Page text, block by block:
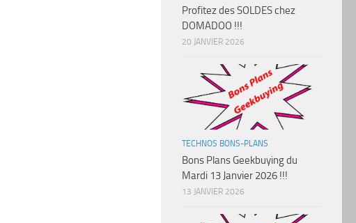
Profitez des SOLDES chez
DOMADOO !!!
20 JANVIER 2026
TECHNOS BONS-PLANS
Bons Plans Geekbuying du
Mardi 13 Janvier 2026 !!!
13 JANVIER 2026